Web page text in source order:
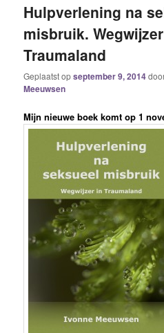
Hulpverlening na
misbruik.
Traumaland
Geplaatst opseptember 9, 2014
Meeuwsen
Mijn nieuwe boek komt op 1